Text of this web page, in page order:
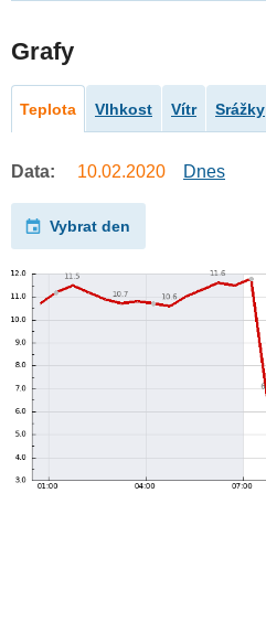
Grafy
Teplota Vlhkost Vítr Srážky
Data: 10.02.2020 Dnes
Vybrat den